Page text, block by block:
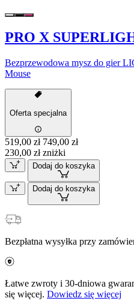
PRO X
Bezprzewodowa mysz do gier
Mouse
Oferta specjalna
519,00 zł 749,00 zł
230,00 zł zniżki
Dodaj do koszyka
Dodaj do koszyka
Bezpłatna wysyłka przy
Łatwe zwroty i 30-dniowa
się więcej. Dowiedz się więcej